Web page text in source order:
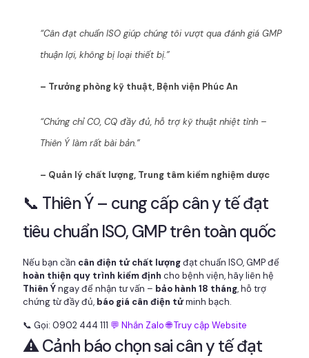
“Cân đạt chuẩn ISO giúp chúng tôi vượt qua đánh giá GMP
thuận lợi, không bị loại thiết bị.”
– Trưởng phòng kỹ thuật, Bệnh viện Phúc An
“Chứng chỉ CO, CQ đầy đủ, hỗ trợ kỹ thuật nhiệt tình –
Thiên Ý làm rất bài bản.”
– Quản lý chất lượng, Trung tâm kiểm nghiệm dược
📞 Thiên Ý – cung cấp cân y tế đạt
tiêu chuẩn ISO, GMP trên toàn quốc
Nếu bạn cần cân điện tử chất lượngđạt chuẩn ISO, GMP để
hoàn thiện quy trình kiểm định cho bệnh viện, hãy liên hệ
Thiên Ýngay để nhận tư vấn – bảo hành 18 tháng, hỗ trợ
chứng từ đầy đủ, báo giá cân điện tửminh bạch.
📞 Gọi: 0902 444 111 💬 Nhắn Zalo 🌐 Truy cập Website
⚠️ Cảnh báo chọn sai cân y tế đạt